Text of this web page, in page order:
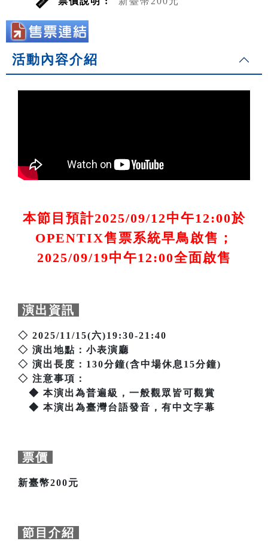
活動內容介紹
本節目預計2025/09/12中午12:00於
OPENTIX售票系統早鳥啟售；
2025/09/19中午12:00全面啟售
演出資訊
◇ 2025/11/15(六)19:30-21:40
◇ 演出地點：小表演廳
◇ 演出長度：130分鐘(含中場休息15分鐘)
◇ 注意事項：
◆ 本演出為普遍級，一般觀眾皆可觀賞
◆ 本演出為臺灣台語發音，有中文字幕
票價
新臺幣200元
節目介紹